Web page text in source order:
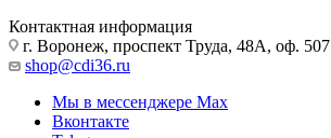
Контактная информация
г. Воронеж, проспект Труда, 48А, оф. 507
shop@cdi36.ru
Мы в мессенджере Max
Вконтакте